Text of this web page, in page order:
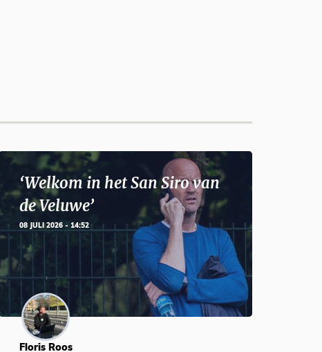
‘Welkom in het San Siro van
de Veluwe’
08 JULI 2026 - 14:52
Floris Roos